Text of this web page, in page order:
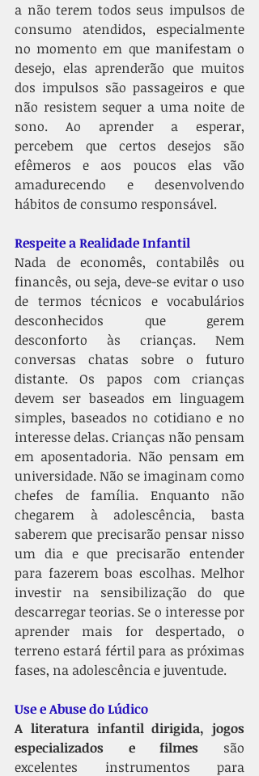
a não terem todos seus impulsos de
consumo atendidos, especialmente
no momento em que manifestam o
desejo, elas aprenderão que muitos
dos impulsos são passageiros e que
não resistem sequer a uma noite de
sono. Ao aprender a esperar,
percebem que certos desejos são
efêmeros e aos poucos elas vão
amadurecendo e desenvolvendo
hábitos de consumo responsável.
Respeite a Realidade Infantil
Nada de economês, contabilês ou
financês, ou seja, deve-se evitar o uso
de termos técnicos e vocabulários
desconhecidos que gerem
desconforto às crianças. Nem
conversas chatas sobre o futuro
distante. Os papos com crianças
devem ser baseados em linguagem
simples, baseados no cotidiano e no
interesse delas. Crianças não pensam
em aposentadoria. Não pensam em
universidade. Não se imaginam como
chefes de família. Enquanto não
chegarem à adolescência, basta
saberem que precisarão pensar nisso
um dia e que precisarão entender
para fazerem boas escolhas. Melhor
investir na sensibilização do que
descarregar teorias. Se o interesse por
aprender mais for despertado, o
terreno estará fértil para as próximas
fases, na adolescência e juventude.
Use e Abuse do Lúdico
A literatura infantil dirigida, jogos
especializados e filmes são
excelentes instrumentos para